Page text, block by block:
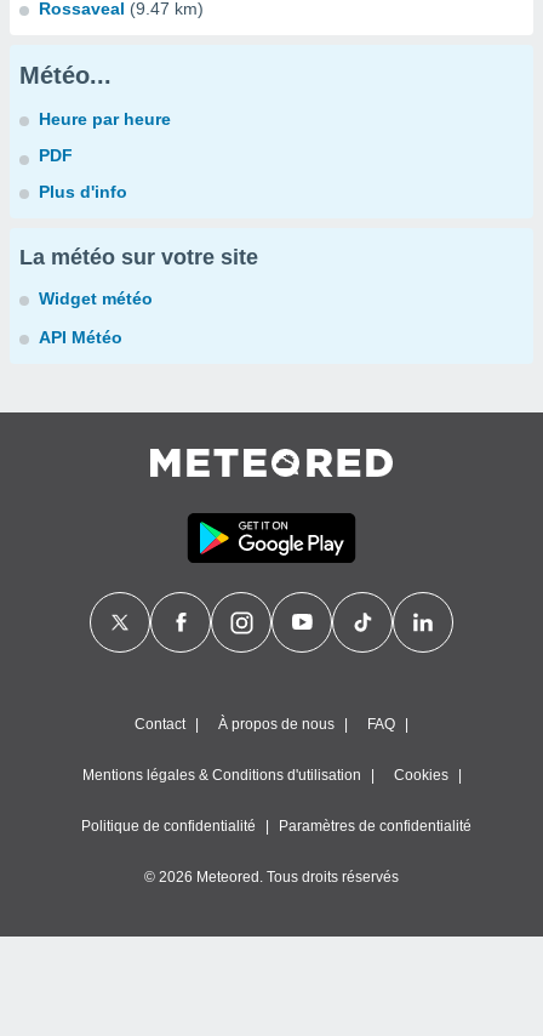
Rossaveal (9.47 km)
Météo...
Heure par heure
PDF
Plus d'info
La météo sur votre site
Widget météo
API Météo
Contact À propos de nous FAQ
Mentions légales & Conditions d'utilisation Cookies
Politique de confidentialité Paramètres de confidentialité
© 2026 Meteored. Tous droits réservés